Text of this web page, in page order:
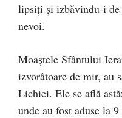
lipsiţi şi izbăvindu-i
nevoi.
Moaştele Sfântului
izvorâtoare de mir, au
Lichiei. Ele se află
unde au fost aduse la